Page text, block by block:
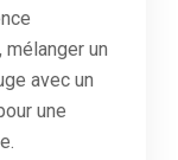
un
avec un
une